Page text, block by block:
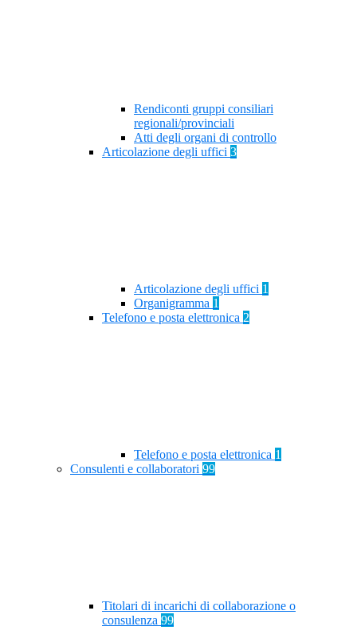
Rendiconti gruppi consiliari
regionali/provinciali
Atti degli organi di controllo
Articolazione degli uffici 3
Articolazione degli uffici 1
Organigramma 1
Telefono e posta elettronica 2
Telefono e posta elettronica 1
Consulenti e collaboratori 99
Titolari di incarichi di collaborazione o
consulenza 99